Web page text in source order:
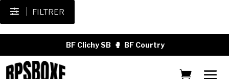
FILTRER
BF Clichy SB 🥊 BF Courtry